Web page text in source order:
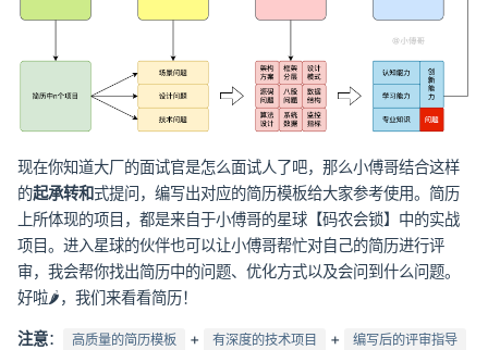
现在你知道大厂的面试官是怎么面试人了吧，那么小傅哥结合这样
的起承转和式提问，编写出对应的简历模板给大家参考使用。简历
上所体现的项目，都是来自于小傅哥的星球【码农会锁】中的实战
项目。进入星球的伙伴也可以让小傅哥帮忙对自己的简历进行评
审，我会帮你找出简历中的问题、优化方式以及会问到什么问题。
好啦🌶，我们来看看简历！
注意： 高质量的简历模板 + 有深度的技术项目 + 编写后的评审指导